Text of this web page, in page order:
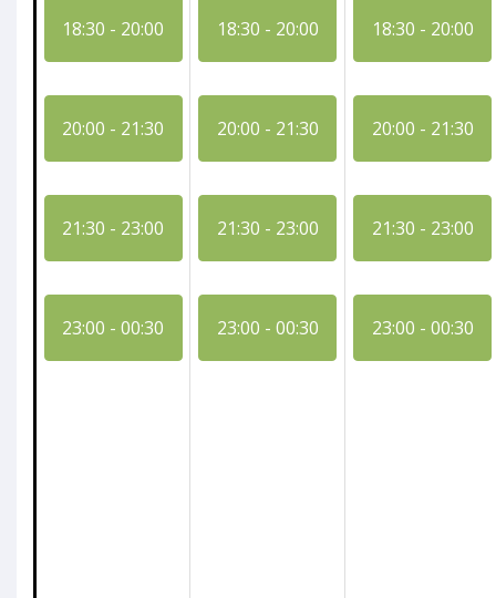
18:30 - 20:00
20:00 - 21:30
21:30 - 23:00
23:00 - 00:30
18:30 - 20:00
20:00 - 21:30
21:30 - 23:00
23:00 - 00:30
18:30 - 20:00
20:00 - 21:30
21:30 - 23:00
23:00 - 00:30